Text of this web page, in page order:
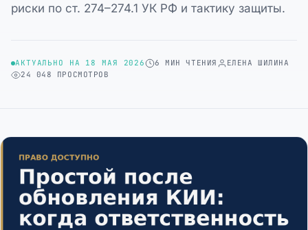
риски по ст. 274–274.1 УК РФ и тактику защиты.
АКТУАЛЬНО НА 18 МАЯ 2026 6 МИН ЧТЕНИЯ
ЕЛЕНА ШИЛИНА
24 048 ПРОСМОТРОВ